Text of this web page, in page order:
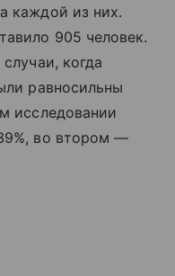
каждой из них.
905 человек.
когда
равносильны
исследовании
во втором —